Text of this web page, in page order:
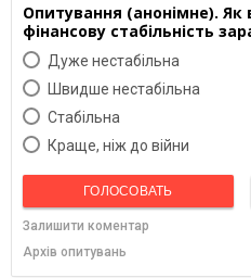
Опитування (анонімне). Як
фінансову стабільність
Дуже нестабільна
Швидше нестабільна
Cтабільна
Краще, ніж до війни
ГОЛОСОВАТЬ
Залишити коментар
Архів опитувань